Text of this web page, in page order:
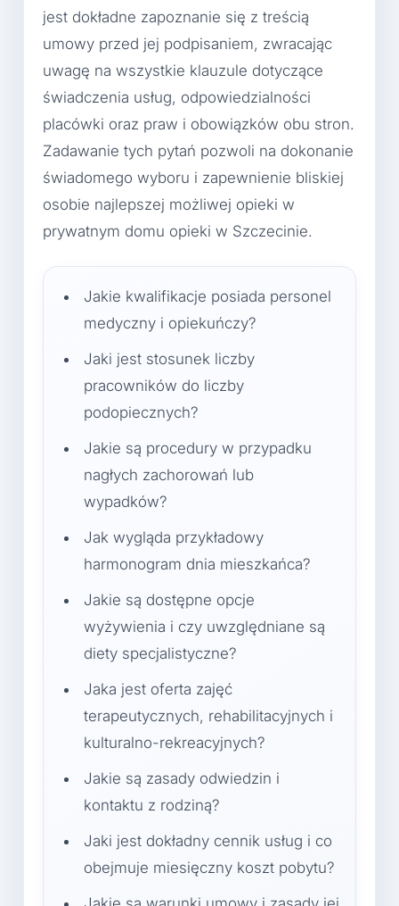
jest dokładne zapoznanie się z treścią
umowy przed jej podpisaniem, zwracając
uwagę na wszystkie klauzule dotyczące
świadczenia usług, odpowiedzialności
placówki oraz praw i obowiązków obu stron.
Zadawanie tych pytań pozwoli na dokonanie
świadomego wyboru i zapewnienie bliskiej
osobie najlepszej możliwej opieki w
prywatnym domu opieki w Szczecinie.
Jakie kwalifikacje posiada personel
medyczny i opiekuńczy?
Jaki jest stosunek liczby
pracowników do liczby
podopiecznych?
Jakie są procedury w przypadku
nagłych zachorowań lub
wypadków?
Jak wygląda przykładowy
harmonogram dnia mieszkańca?
Jakie są dostępne opcje
wyżywienia i czy uwzględniane są
diety specjalistyczne?
Jaka jest oferta zajęć
terapeutycznych, rehabilitacyjnych i
kulturalno-rekreacyjnych?
Jakie są zasady odwiedzin i
kontaktu z rodziną?
Jaki jest dokładny cennik usług i co
obejmuje miesięczny koszt pobytu?